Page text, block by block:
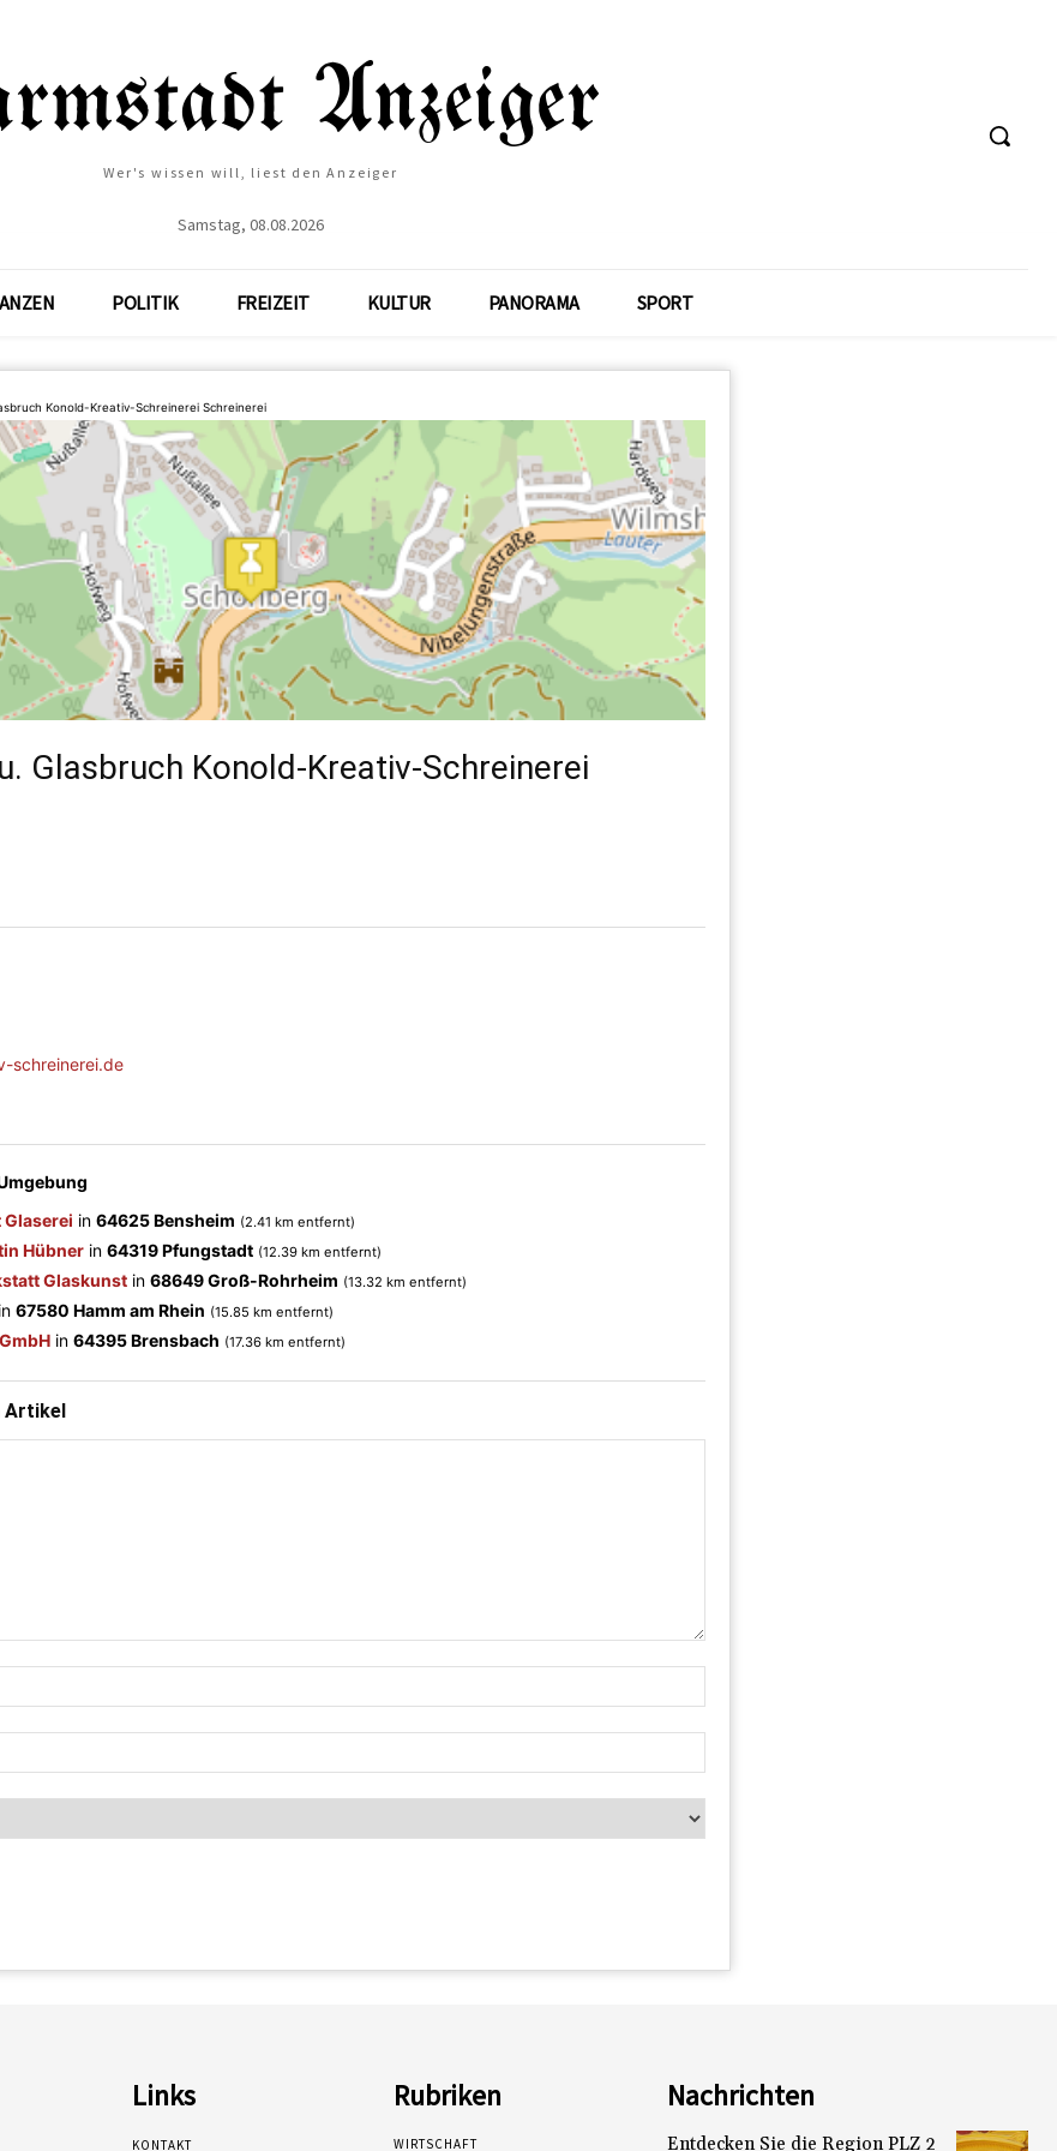
Wer's wissen will, liest den Anzeiger
Samstag, 08.08.2026
POLITIK FREIZEIT KULTUR PANORAMA SPORT
Konold-Kreativ-Schreinerei Schreinerei
Glasbruch Konold-Kreativ-Schreinerei
schreinerei.de
in 64625 Bensheim (2.41 km entfernt)
Hübner in 64319 Pfungstadt (12.39 km entfernt)
Glaskunst in 68649 Groß-Rohrheim (13.32 km entfernt)
in 67580 Hamm am Rhein (15.85 km entfernt)
in 64395 Brensbach (17.36 km entfernt)
Artikel
Links
KONTAKT
Rubriken
WIRTSCHAFT
Nachrichten
Entdecken Sie die Region PLZ 2